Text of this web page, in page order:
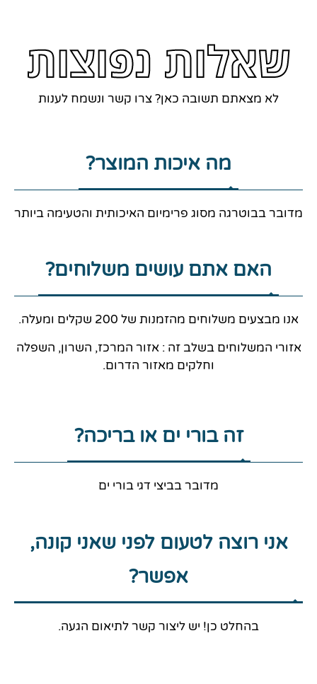
שאלות נפוצות
לא מצאתם תשובה כאן? צרו קשר ונשמח לענות
מה איכות המוצר?
מדובר בבוטרגה מסוג פרימיום האיכותית והטעימה ביותר
האם אתם עושים משלוחים?
אנו מבצעים משלוחים מהזמנות של 200 שקלים ומעלה.
אזורי המשלוחים בשלב זה : אזור המרכז, השרון, השפלה
וחלקים מאזור הדרום.
זה בורי ים או בריכה?
מדובר בביצי דגי בורי ים
אני רוצה לטעום לפני שאני קונה,
אפשר?
בהחלט כן! יש ליצור קשר לתיאום הגעה.